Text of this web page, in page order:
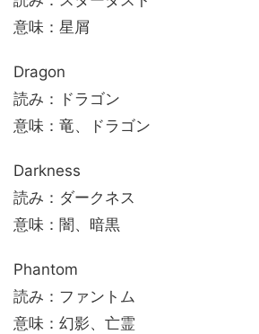
意味：星屑
Dragon
読み：ドラゴン
意味：竜、ドラゴン
Darkness
読み：ダークネス
意味：闇、暗黒
Phantom
読み：ファントム
意味：幻影、亡霊